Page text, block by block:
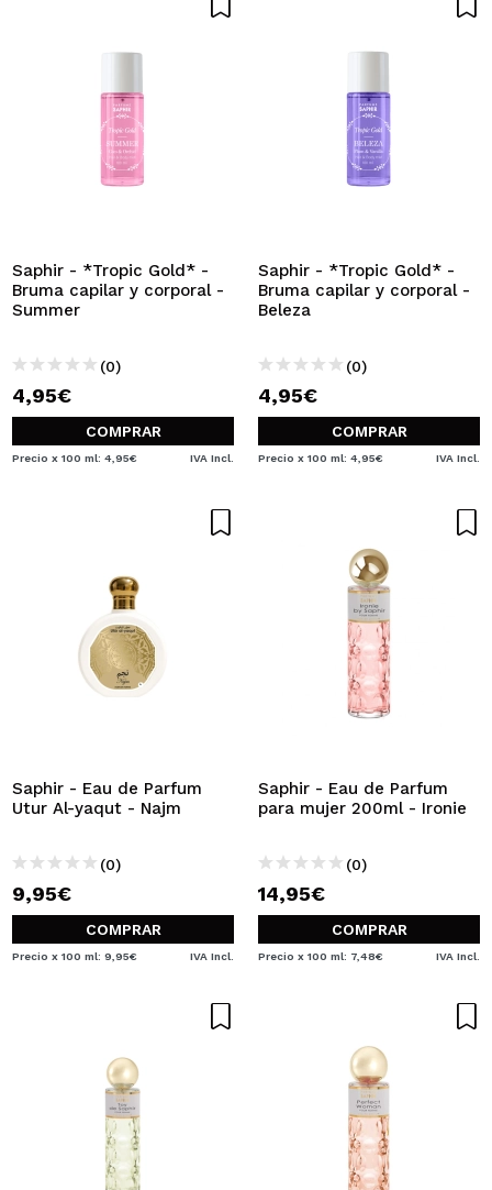
Saphir - *Tropic Gold* -
Bruma capilar y corporal -
Summer
(0)
4,95€
COMPRAR
Precio x 100 ml: 4,95€ IVA Incl.
Saphir - *Tropic Gold* -
Bruma capilar y corporal -
Beleza
(0)
4,95€
COMPRAR
Precio x 100 ml: 4,95€ IVA Incl.
Saphir - Eau de Parfum
Utur Al-yaqut - Najm
(0)
9,95€
COMPRAR
Precio x 100 ml: 9,95€ IVA Incl.
Saphir - Eau de Parfum
para mujer 200ml - Ironie
(0)
14,95€
COMPRAR
Precio x 100 ml: 7,48€ IVA Incl.